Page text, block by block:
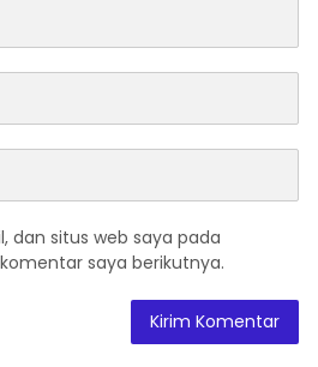
dan situs web saya pada
saya berikutnya.